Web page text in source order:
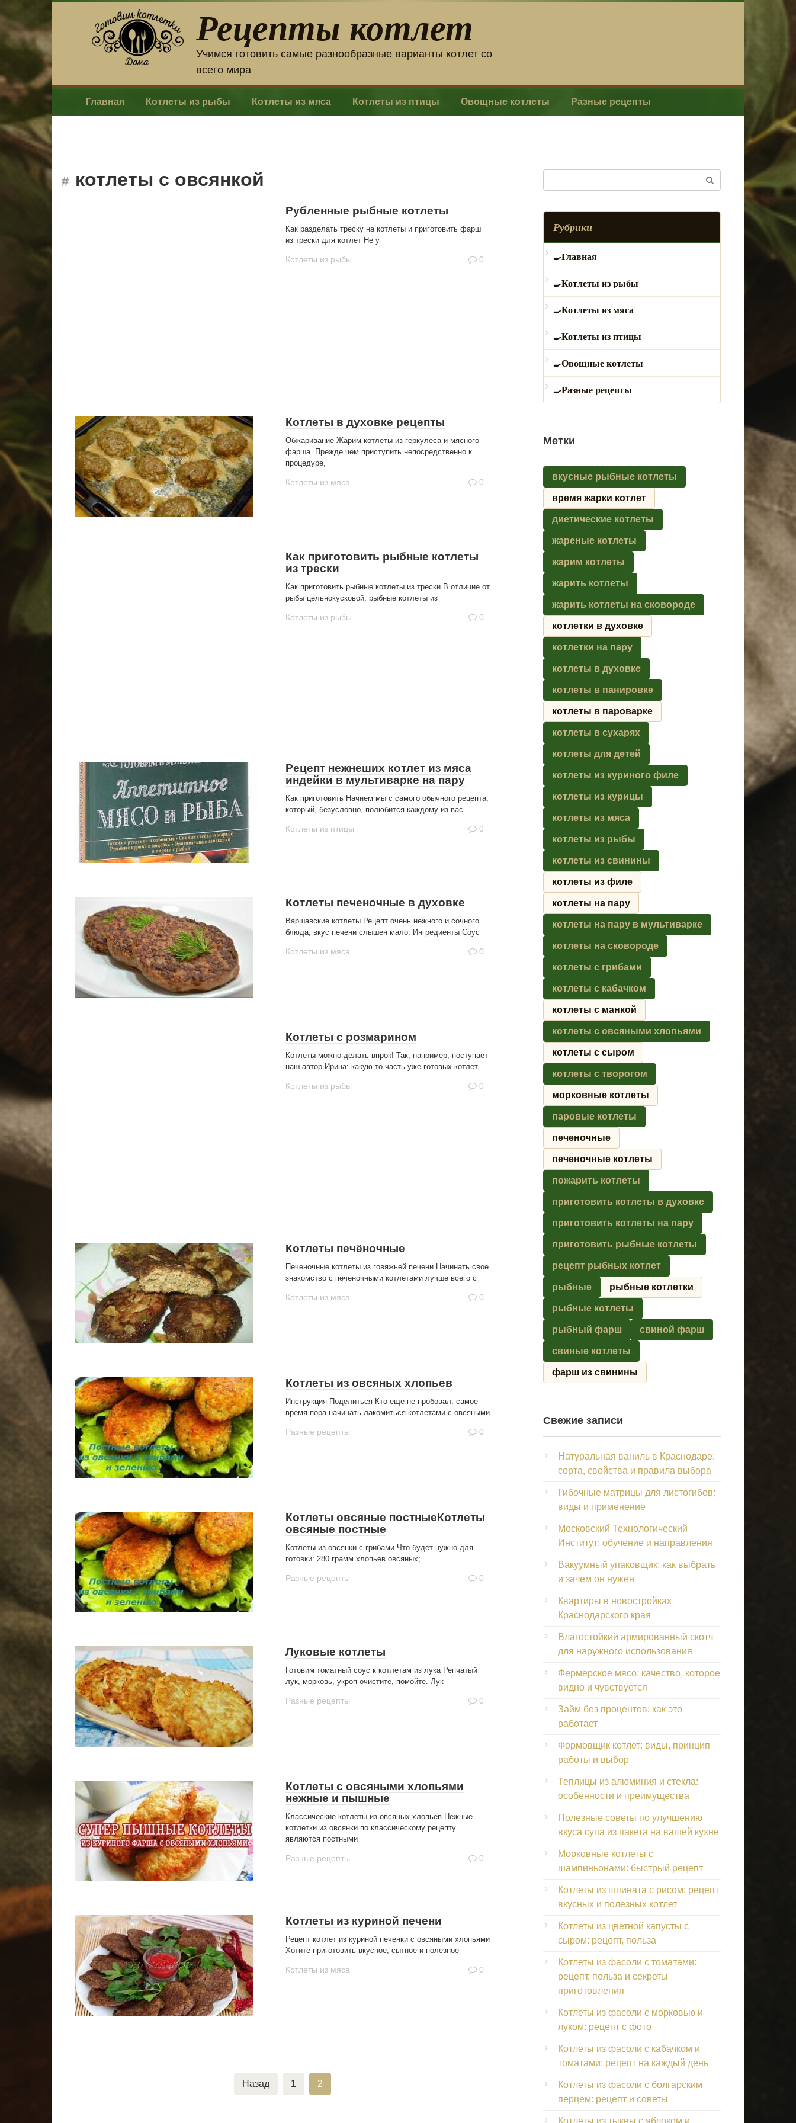
контенту
Рецепты котлет
Учимся готовить самые разнообразные варианты котлет со
всего мира
Главная Котлеты из рыбы Котлеты из мяса Котлеты из птицы Овощные котлеты Разные рецепты
котлеты с овсянкой
Рубленные рыбные котлеты
Как разделать треску на котлеты и приготовить фарш
из трески для котлет Не у
Котлеты из рыбы 0
Котлеты в духовке рецепты
Обжаривание Жарим котлеты из геркулеса и мясного
фарша. Прежде чем приступить непосредственно к
процедуре,
Котлеты из мяса 0
Как приготовить рыбные котлеты
из трески
Как приготовить рыбные котлеты из трески В отличие от
рыбы цельнокусковой, рыбные котлеты из
Котлеты из рыбы 0
Рецепт нежнеших котлет из мяса
индейки в мультиварке на пару
Как приготовить Начнем мы с самого обычного рецепта,
который, безусловно, полюбится каждому из вас.
Котлеты из птицы 0
Котлеты печеночные в духовке
Варшавские котлеты Рецепт очень нежного и сочного
блюда, вкус печени слышен мало. Ингредиенты Соус
Котлеты из мяса 0
Котлеты с розмарином
Котлеты можно делать впрок! Так, например, поступает
наш автор Ирина: какую-то часть уже готовых котлет
Котлеты из рыбы 0
Котлеты печёночные
Печеночные котлеты из говяжьей печени Начинать свое
знакомство с печеночными котлетами лучше всего с
Котлеты из мяса 0
Котлеты из овсяных хлопьев
Инструкция Поделиться Кто еще не пробовал, самое
время пора начинать лакомиться котлетами с овсяными
Разные рецепты 0
Котлеты овсяные постныеКотлеты
овсяные постные
Котлеты из овсянки с грибами Что будет нужно для
готовки: 280 грамм хлопьев овсяных;
Разные рецепты 0
Луковые котлеты
Готовим томатный соус к котлетам из лука Репчатый
лук, морковь, укроп очистите, помойте. Лук
Разные рецепты 0
Котлеты с овсяными хлопьями
нежные и пышные
Классические котлеты из овсяных хлопьев Нежные
котлетки из овсянки по классическому рецепту
являются постными
Разные рецепты 0
Котлеты из куриной печени
Рецепт котлет из куриной печенки с овсяными хлопьями
Хотите приготовить вкусное, сытное и полезное
Котлеты из мяса 0
Назад 1 2
Рубрики
Главная
Котлеты из рыбы
Котлеты из мяса
Котлеты из птицы
Овощные котлеты
Разные рецепты
Метки
вкусные рыбные котлеты
время жарки котлет
диетические котлеты
жареные котлеты
жарим котлеты
жарить котлеты
жарить котлеты на сковороде
котлетки в духовке
котлетки на пару
котлеты в духовке
котлеты в панировке
котлеты в пароварке
котлеты в сухарях
котлеты для детей
котлеты из куриного филе
котлеты из курицы
котлеты из мяса
котлеты из рыбы
котлеты из свинины
котлеты из филе
котлеты на пару
котлеты на пару в мультиварке
котлеты на сковороде
котлеты с грибами
котлеты с кабачком
котлеты с манкой
котлеты с овсяными хлопьями
котлеты с сыром
котлеты с творогом
морковные котлеты
паровые котлеты
печеночные
печеночные котлеты
пожарить котлеты
приготовить котлеты в духовке
приготовить котлеты на пару
приготовить рыбные котлеты
рецепт рыбных котлет
рыбные рыбные котлетки
рыбные котлеты
рыбный фарш свиной фарш
свиные котлеты
фарш из свинины
Свежие записи
Натуральная ваниль в Краснодаре:
сорта, свойства и правила выбора
Гибочные матрицы для листогибов:
виды и применение
Московский Технологический
Институт: обучение и направления
Вакуумный упаковщик: как выбрать
и зачем он нужен
Квартиры в новостройках
Краснодарского края
Влагостойкий армированный скотч
для наружного использования
Фермерское мясо: качество, которое
видно и чувствуется
Займ без процентов: как это
работает
Формовщик котлет: виды, принцип
работы и выбор
Теплицы из алюминия и стекла:
особенности и преимущества
Полезные советы по улучшению
вкуса супа из пакета на вашей кухне
Морковные котлеты с
шампиньонами: быстрый рецепт
Котлеты из шпината с рисом: рецепт
вкусных и полезных котлет
Котлеты из цветной капусты с
сыром: рецепт, польза
Котлеты из фасоли с томатами:
рецепт, польза и секреты
приготовления
Котлеты из фасоли с морковью и
луком: рецепт с фото
Котлеты из фасоли с кабачком и
томатами: рецепт на каждый день
Котлеты из фасоли с болгарским
перцем: рецепт и советы
Котлеты из тыквы с яблоком и